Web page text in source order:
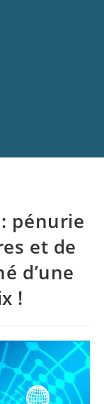
pénurie
et de
d’une
!